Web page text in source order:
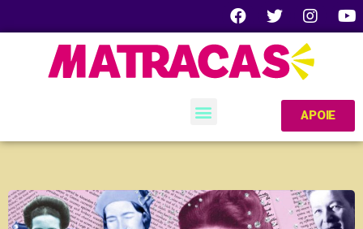
APOIE